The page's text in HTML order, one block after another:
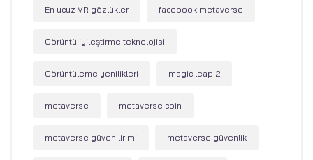
En ucuz VR gözlükler facebook metaverse
Görüntü iyileştirme teknolojisi
Görüntüleme yenilikleri magic leap 2
metaverse metaverse coin
metaverse güvenilir mi metaverse güvenlik